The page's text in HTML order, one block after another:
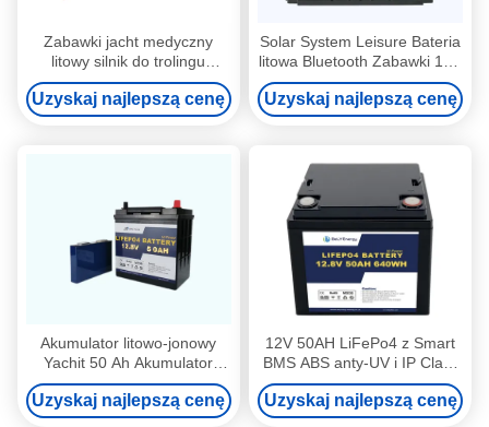
Zabawki jacht medyczny
litowy silnik do trolingu
akumulator Lifepo4 12V
50Ah
Uzyskaj najlepszą cenę
Solar System Leisure Bateria
litowa Bluetooth Zabawki 12V
100Ah Bateria UPS
Uzyskaj najlepszą cenę
Akumulator litowo-jonowy
Yachit 50 Ah Akumulator
LiFePo4 12 V ze
wskaźnikiem LED
Uzyskaj najlepszą cenę
12V 50AH LiFePo4 z Smart
BMS ABS anty-UV i IP Class
IP65
Uzyskaj najlepszą cenę